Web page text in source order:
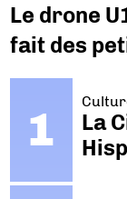
Le drone
fait des
La